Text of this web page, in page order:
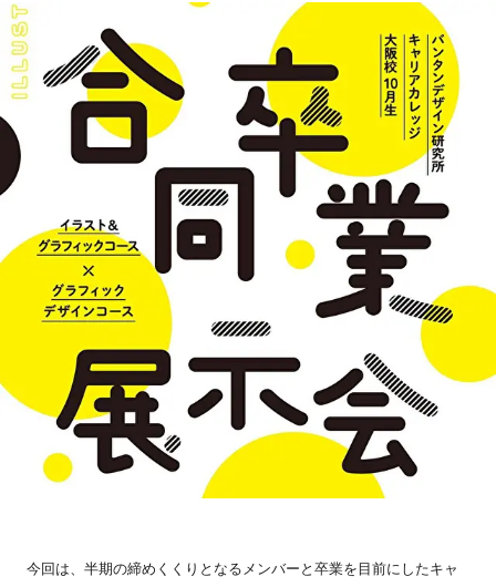
今回は、半期の締めくくりとなるメンバーと卒業を目前にしたキャ